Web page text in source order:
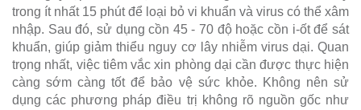
trong ít nhất 15 phút để loại bỏ vi khuẩn và virus có thể xâm
nhập. Sau đó, sử dụng cồn 45 - 70 độ hoặc cồn i-ốt để sát
khuẩn, giúp giảm thiểu nguy cơ lây nhiễm virus dại. Quan
trọng nhất, việc tiêm vắc xin phòng dại cần được thực hiện
càng sớm càng tốt để bảo vệ sức khỏe. Không nên sử
dụng các phương pháp điều trị không rõ nguồn gốc như